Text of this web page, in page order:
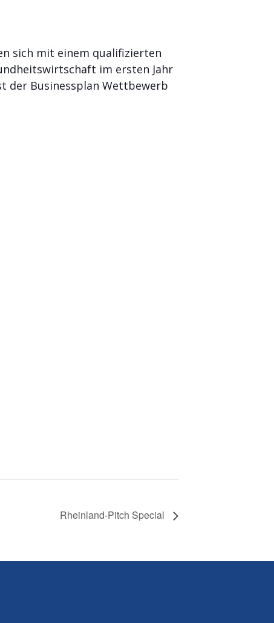
sich mit einem qualifizierten
im ersten Jahr
der Businessplan Wettbewerb
Rheinland-Pitch Special